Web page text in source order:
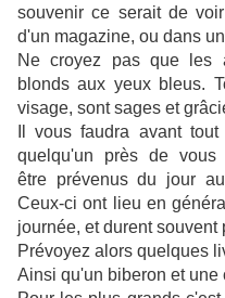
souvenir ce serait de
d'un magazine, ou dans
Ne croyez pas que les
blonds aux yeux bleus.
visage, sont sages et
Il vous faudra avant
quelqu'un près de
être prévenus du jour
Ceux-ci ont lieu en
journée, et durent souvent
Prévoyez alors quelques
Ainsi qu'un biberon et une